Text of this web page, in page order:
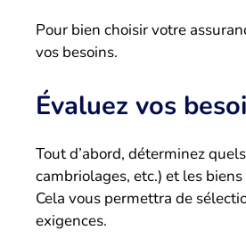
Pour bien choisir votre
vos besoins.
Évaluez vos
Tout d’abord, déterminez
cambriolages, etc.) et les
Cela vous permettra de
exigences.